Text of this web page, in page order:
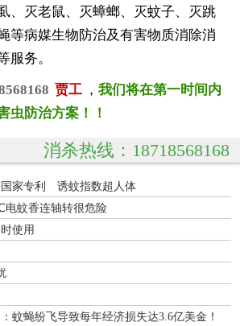
、灭老鼠、灭蟑螂、灭蚊子、灭跳
等病媒生物防治及有害物质消除消
服务。
贾工 ， 我们将在第一时间内
虫防治方案！！
消杀热线：18718568168
国家专利 诱蚊指数超人体
电蚊香连轴转很危险
使用
蚊蝇纷飞导致每年经济损失达3.6亿美金！